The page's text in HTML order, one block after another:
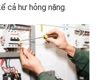
cả hư hỏng nặng.